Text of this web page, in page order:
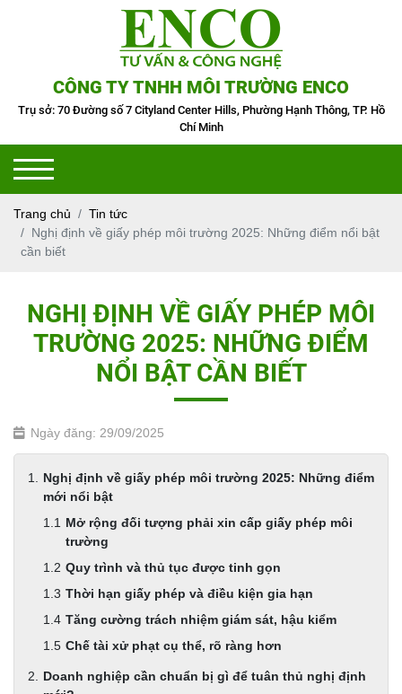
CÔNG TY TNHH MÔI TRƯỜNG ENCO
Trụ sở: 70 Đường số 7 Cityland Center Hills, Phường Hạnh Thông, TP. Hồ
Chí Minh
Trang chủ
Tin tức
Nghị định về giấy phép môi trường 2025: Những điểm nổi bật
cần biết
NGHỊ ĐỊNH VỀ GIẤY PHÉP MÔI
TRƯỜNG 2025: NHỮNG ĐIỂM
NỔI BẬT CẦN BIẾT
Ngày đăng: 29/09/2025
Nghị định về giấy phép môi trường 2025: Những điểm
mới nổi bật
Mở rộng đối tượng phải xin cấp giấy phép môi
trường
Quy trình và thủ tục được tinh gọn
Thời hạn giấy phép và điều kiện gia hạn
Tăng cường trách nhiệm giám sát, hậu kiểm
Chế tài xử phạt cụ thể, rõ ràng hơn
Doanh nghiệp cần chuẩn bị gì để tuân thủ nghị định